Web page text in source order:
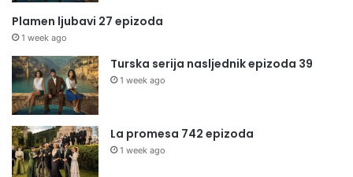
Plamen ljubavi 27 epizoda
1 week ago
Turska serija nasljednik epizoda 39
1 week ago
La promesa 742 epizoda
1 week ago